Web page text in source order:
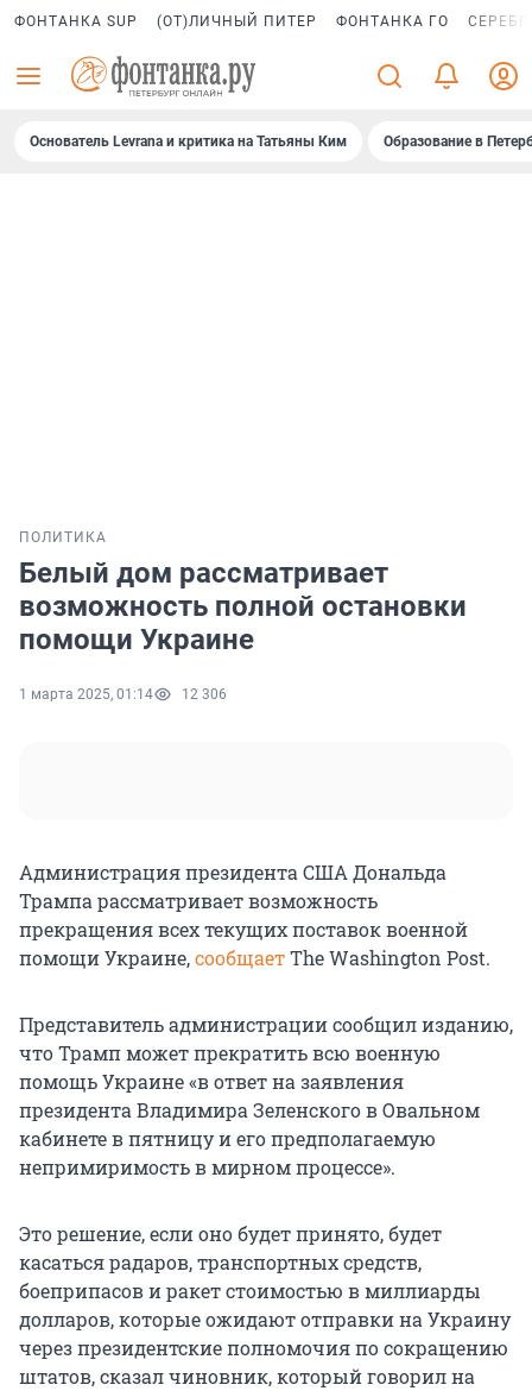
ФОНТАНКА SUP (ОТ)ЛИЧНЫЙ ПИТЕР ФОНТАНКА ГО
Основатель Levrana и критика на Татьяны Ким Образование в
ПОЛИТИКА
Белый дом рассматривает
возможность полной остановки
помощи Украине
1 марта 2025, 01:14 12 306
Администрация президента США Дональда
Трампа рассматривает возможность
прекращения всех текущих поставок военной
помощи Украине,сообщаетThe Washington Post.
Представитель администрации сообщил изданию,
что Трамп может прекратить всю военную
помощь Украине «в ответ на заявления
президента Владимира Зеленского в Овальном
кабинете в пятницу и его предполагаемую
непримиримость в мирном процессе».
Это решение, если оно будет принято, будет
касаться радаров, транспортных средств,
боеприпасов и ракет стоимостью в миллиарды
долларов, которые ожидают отправки на Украину
через президентские полномочия по сокращению
штатов, сказал чиновник, который говорил на